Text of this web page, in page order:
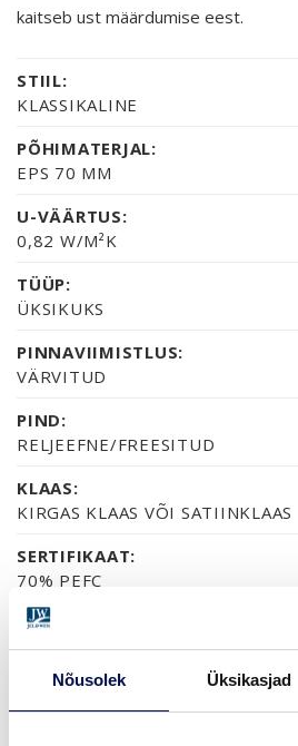
Nõusolek Üksikasjad
kaitseb ust määrdumise eest.
STIIL:
KLASSIKALINE
PÕHIMATERJAL:
EPS 70 MM
U-VÄÄRTUS:
0,82 W/M²K
TÜÜP:
ÜKSIKUKS
PINNAVIIMISTLUS:
VÄRVITUD
PIND:
RELJEEFNE/FREESITUD
KLAAS:
KIRGAS KLAAS VÕI SATIINKLAAS
SERTIFIKAAT:
70% PEFC
GARANTII:
2-AASTANE TOOTEGARANTII